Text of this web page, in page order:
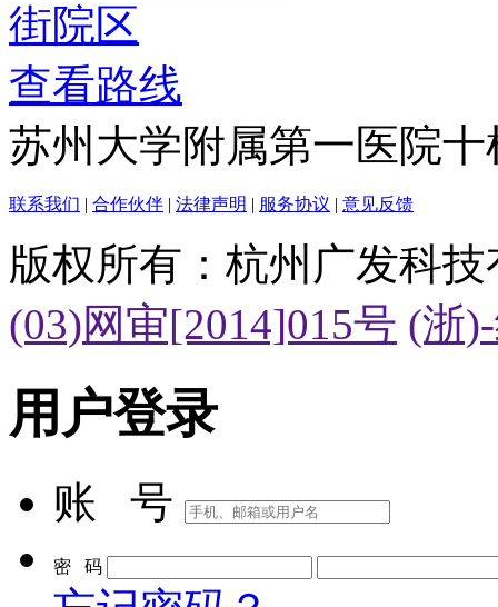
查看路线
苏州大学附属第一医院
联系我们 | 合作伙伴 | 法律声明 | 服务协议 | 意见反馈
版权所有：杭州广发科
(03)网审[2014]015号 (浙
用户登录
账 号
密 码